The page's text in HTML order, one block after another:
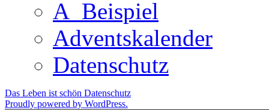
A_Beispiel
Adventskalender
Datenschutz
Das Leben ist schön Datenschutz
Proudly powered by WordPress.